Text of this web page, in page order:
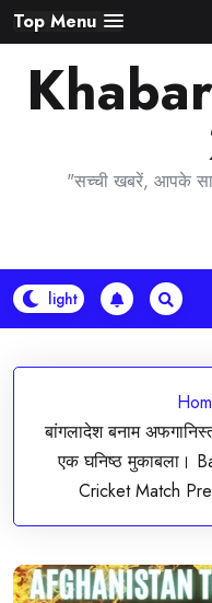
Skip
to
content
Top Menu
"सच्ची खबरें, आपके
बांगलादेश बनाम
एक घनिष्ठ मुकाबला।
Cricket Match